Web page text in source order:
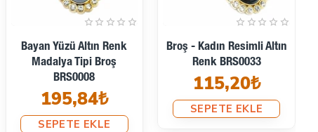
Bayan Yüzü Altın Renk
Madalya Tipi Broş
BRS0008
195,84₺
SEPETE EKLE
Broş - Kadın Resimli Altın
Renk BRS0033
115,20₺
SEPETE EKLE